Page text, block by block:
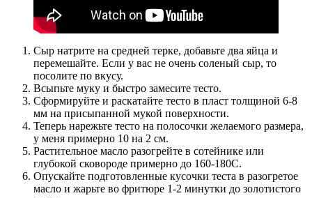
Сыр натрите на средней терке, добавьте два яйца и
перемешайте. Если у вас не очень соленый сыр, то
посолите по вкусу.
Всыпьте муку и быстро замесите тесто.
Сформируйте и раскатайте тесто в пласт толщиной 6-8
мм на присыпанной мукой поверхности.
Теперь нарежьте тесто на полосочки желаемого размера,
у меня примерно 10 на 2 см.
Растительное масло разогрейте в сотейнике или
глубокой сковороде примерно до 160-180С.
Опускайте подготовленные кусочки теста в разогретое
масло и жарьте во фритюре 1-2 минутки до золотистого